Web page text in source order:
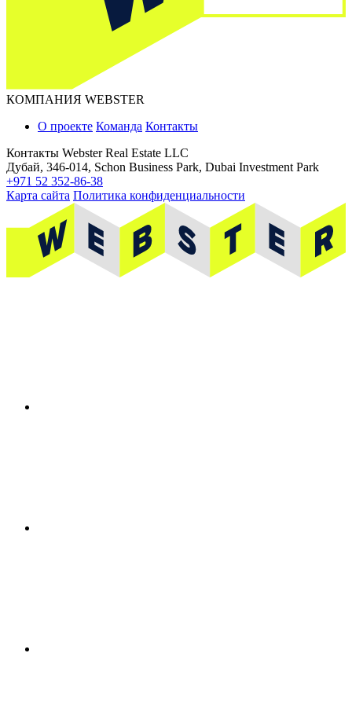
КОМПАНИЯ WEBSTER
О проекте Команда Контакты
Контакты Webster Real Estate LLC
Дубай, 346-014, Schon Business Park, Dubai Investment Park
+971 52 352-86-38
Карта сайта Политика конфиденциальности